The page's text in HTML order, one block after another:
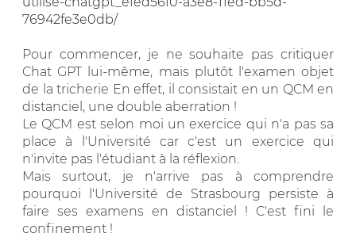
76942fe3e0db/
Pour commencer, je ne souhaite pas critiquer
Chat GPT lui-même, mais plutôt l'examen objet
de la tricherie En effet, il consistait en un QCM en
distanciel, une double aberration !
Le QCM est selon moi un exercice qui n'a pas sa
place à l'Université car c'est un exercice qui
n'invite pas l'étudiant à la réflexion.
Mais surtout, je n'arrive pas à comprendre
pourquoi l'Université de Strasbourg persiste à
faire ses examens en distanciel ! C'est fini le
confinement !